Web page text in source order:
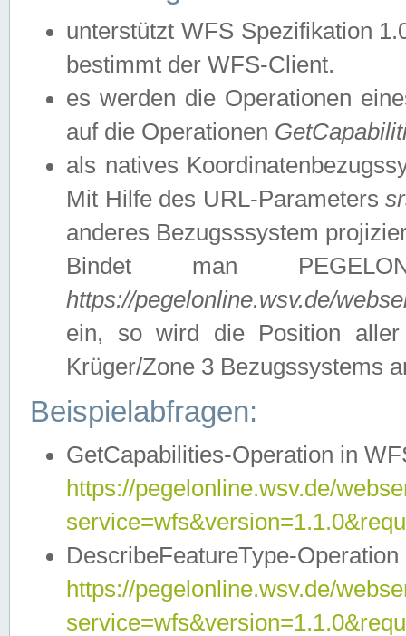
unterstützt WFS Spezifikation
bestimmt der WFS-Client.
es werden die Operationen
auf die Operationen
als natives
Mit Hilfe des URL-Parameters
anderes Bezugsssystem
Bindet man
https://pegelonline.wsv.de/
ein, so wird die Position
Krüger/Zone 3 Bezugssystems
Beispielabfragen:
GetCapabilities-Operation in
https://pegelonline.wsv.de/
DescribeFeatureType-
https://pegelonline.wsv.de/